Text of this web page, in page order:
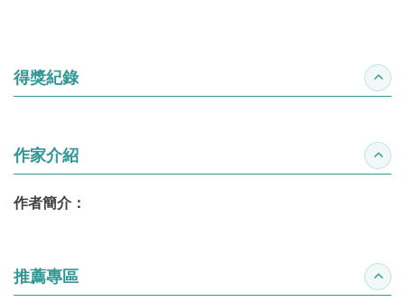
得獎紀錄 收合
作家介紹 收合
作者簡介：
推薦專區 收合